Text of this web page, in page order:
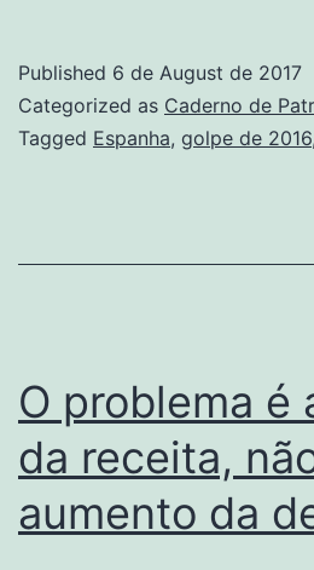
no
Brasil
de
políticos
de
esquerda
Published 6 de August de 2017
Categorized as Caderno de
Tagged Espanha, golpe de 2016,
O problema é
da receita,
aumento da